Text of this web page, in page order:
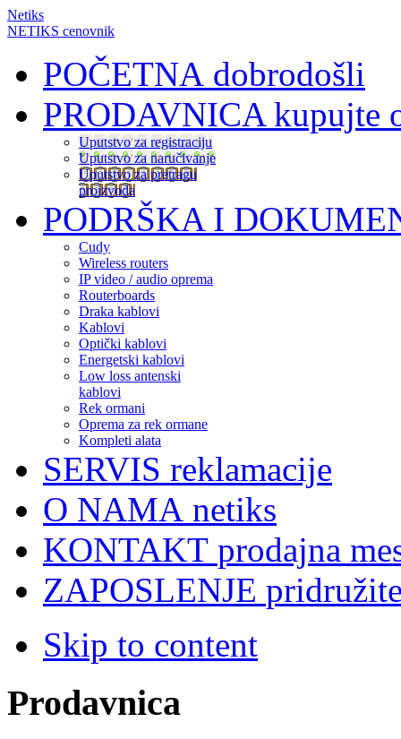
Netiks
NETIKS cenovnik
POČETNA dobrodošli
PRODAVNICAkupujte
Uputstvo za registraciju
Uputstvo za naručivanje
Uputstvo za pretragu
proizvoda
PODRŠKA I
Cudy
Wireless routers
IP video / audio oprema
Routerboards
Draka kablovi
Kablovi
Optički kablovi
Energetski kablovi
Low loss antenski
kablovi
Rek ormani
Oprema za rek ormane
Kompleti alata
SERVIS reklamacije
O NAMA netiks
KONTAKT prodajna
ZAPOSLENJE
Skip to content
Prodavnica